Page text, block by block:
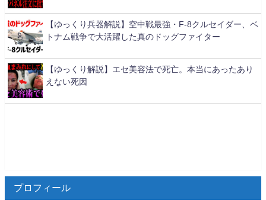
【ゆっくり兵器解説】空中戦最強・F-8クルセイダー、ベ
トナム戦争で大活躍した真のドッグファイター
【ゆっくり解説】エセ美容法で死亡。本当にあったあり
えない死因
プロフィール